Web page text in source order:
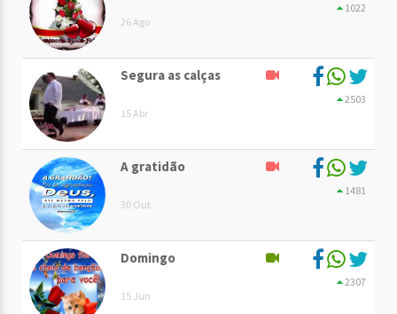
26 Ago
1022
Segura as calças
15 Abr
2503
A gratidão
30 Out
1481
Domingo
15 Jun
2307